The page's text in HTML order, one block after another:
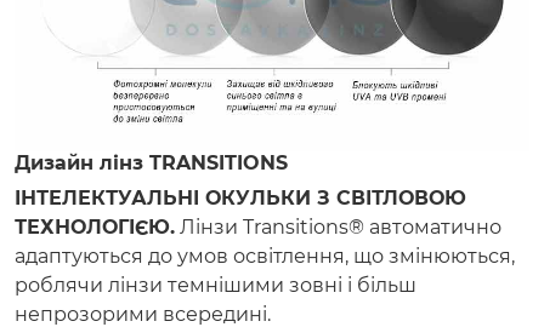
Дизайн лінз TRANSITIONS
ІНТЕЛЕКТУАЛЬНІ ОКУЛЬКИ З СВІТЛОВОЮ
ТЕХНОЛОГІЄЮ. Лінзи Transitions® автоматично
адаптуються до умов освітлення, що змінюються,
роблячи лінзи темнішими зовні і більш
непрозорими всередині.